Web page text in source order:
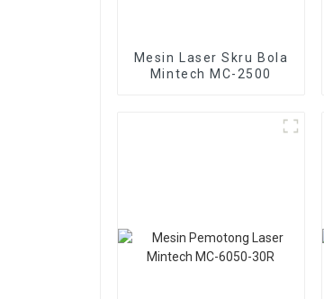
Mesin Laser Skru Bola
Mintech MC-2500